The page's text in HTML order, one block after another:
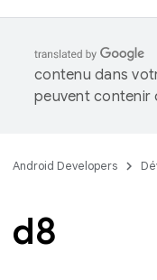
contenu dans
peuvent contenir
Android Developers
d8